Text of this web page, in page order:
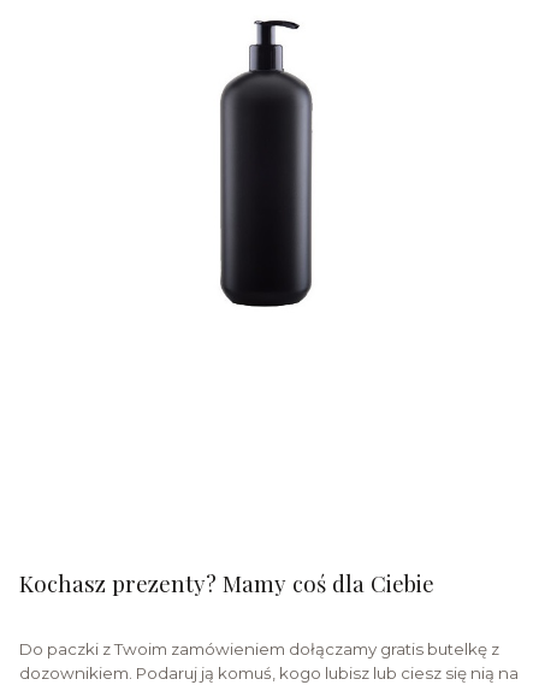
Kochasz prezenty? Mamy coś dla Ciebie
Do paczki z Twoim zamówieniem dołączamy gratis butelkę z
dozownikiem. Podaruj ją komuś, kogo lubisz lub ciesz się nią na